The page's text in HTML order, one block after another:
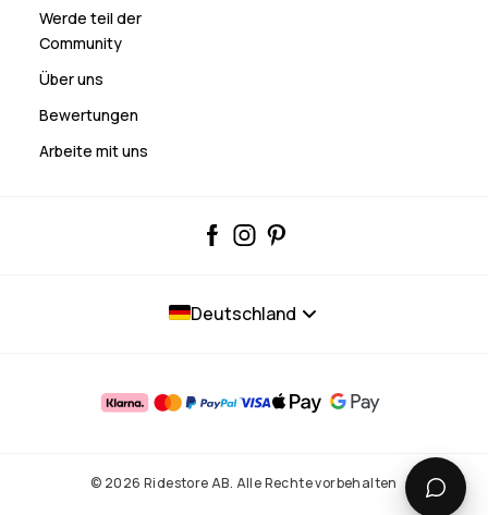
Werde teil der
Community
Über uns
Bewertungen
Arbeite mit uns
Deutschland
© 2026 Ridestore AB. Alle Rechte vorbehalten